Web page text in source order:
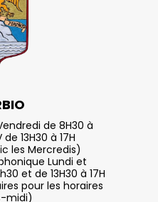
de 8H30 à
13H30 à 17H
les Mercredis)
Lundi et
et de 13H30 à 17H
pour les horaires
midi)